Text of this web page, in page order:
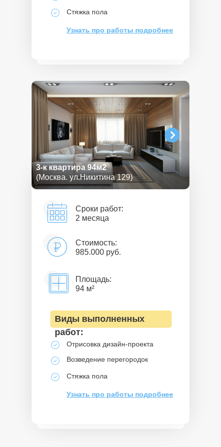
Стяжка пола
Узнать про работы подробнее
3-к квартира 94м2
(Москва. ул.Никитина 129)
Отрисовка дизайн-проекта
Виды выполненных
работ:
Возведение перегородок
Стяжка пола
Узнать про работы подробнее
Сроки работ:
2 месяца
Стоимость:
985.000 руб.
Площадь:
94 м²